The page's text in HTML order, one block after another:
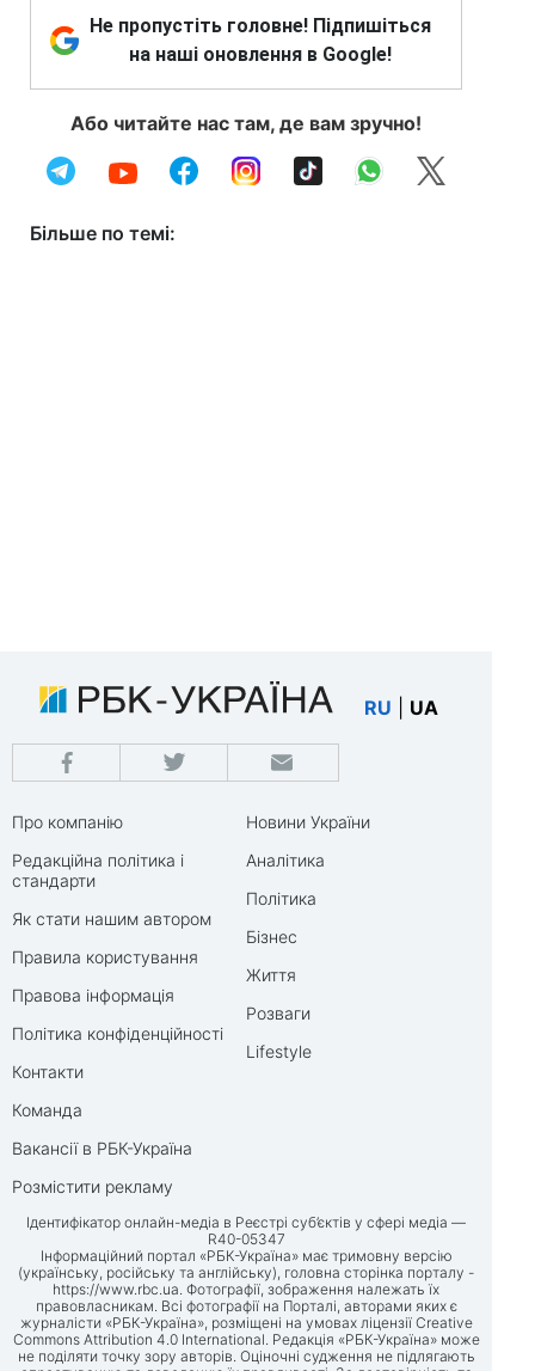
Не пропустіть головне! Підпишіться
на наші оновлення в Google!
Або читайте нас там, де вам зручно!
Більше по темі:
RU UA
Про компанію
Редакційна політика і
стандарти
Як стати нашим автором
Правила користування
Правова інформація
Політика конфіденційності
Контакти
Команда
Вакансії в РБК-Україна
Розмістити рекламу
Новини України
Аналітика
Політика
Бізнес
Життя
Розваги
Lifestyle
Ідентифікатор онлайн-медіа в Реєстрі суб’єктів у сфері медіа —
R40-05347
Інформаційний портал «РБК-Україна» має тримовну версію
(українську, російську та англійську), головна сторінка порталу -
https://www.rbc.ua. Фотографії, зображення належать їх
правовласникам. Всі фотографії на Порталі, авторами яких є
журналісти «РБК-Україна», розміщені на умовах ліцензії Creative
Commons Attribution 4.0 International. Редакція «РБК-Україна» може
не поділяти точку зору авторів. Оціночні судження не підлягають